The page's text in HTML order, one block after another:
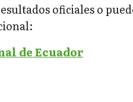
oficiales o
de Ecuador